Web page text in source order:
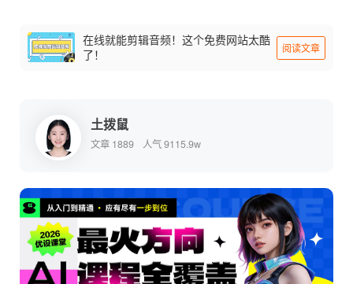
在线就能剪辑音频！这个免费网站太酷
了！
阅读文章
土拨鼠
文章 1889 人气 9115.9w